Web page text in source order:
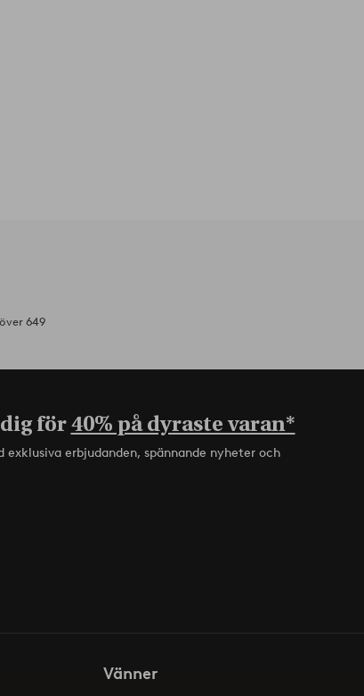
649
för40% på dyraste varan*
exklusiva erbjudanden, spännande nyheter och
Vänner